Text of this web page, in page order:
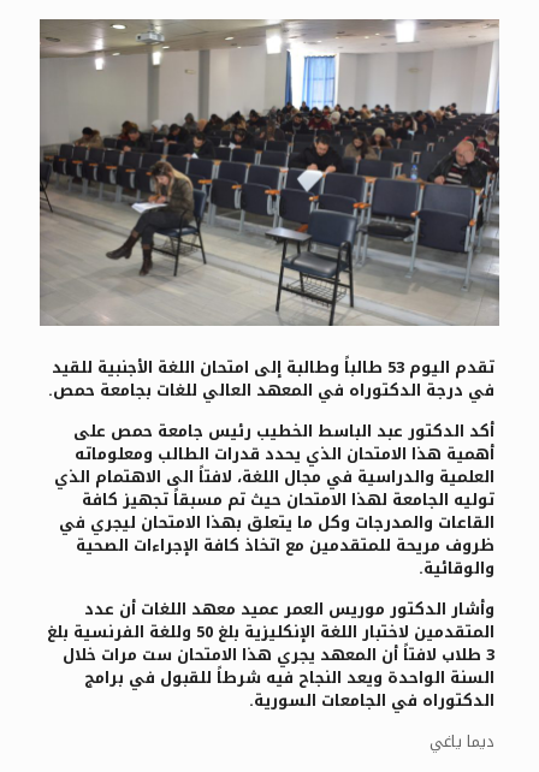
تقدم اليوم 53 طالباً وطالبة إلى امتحان اللغة الأجنبية للقيد
في درجة الدكتوراه في المعهد العالي للغات بجامعة حمص.
أكد الدكتور عبد الباسط الخطيب رئيس جامعة حمص على
أهمية هذا الامتحان الذي يحدد قدرات الطالب ومعلوماته
العلمية والدراسية في مجال اللغة، لافتاً الى الاهتمام الذي
توليه الجامعة لهذا الامتحان حيث تم مسبقاً تجهيز كافة
القاعات والمدرجات وكل ما يتعلق بهذا الامتحان ليجري في
ظروف مريحة للمتقدمين مع اتخاذ كافة الإجراءات الصحية
والوقائية.
وأشار الدكتور موريس العمر عميد معهد اللغات أن عدد
المتقدمين لاختبار اللغة الإنكليزية بلغ 50 وللغة الفرنسية بلغ
3 طلاب لافتاً أن المعهد يجري هذا الامتحان ست مرات خلال
السنة الواحدة ويعد النجاح فيه شرطاً للقبول في برامج
الدكتوراه في الجامعات السورية.
ديما ياغي